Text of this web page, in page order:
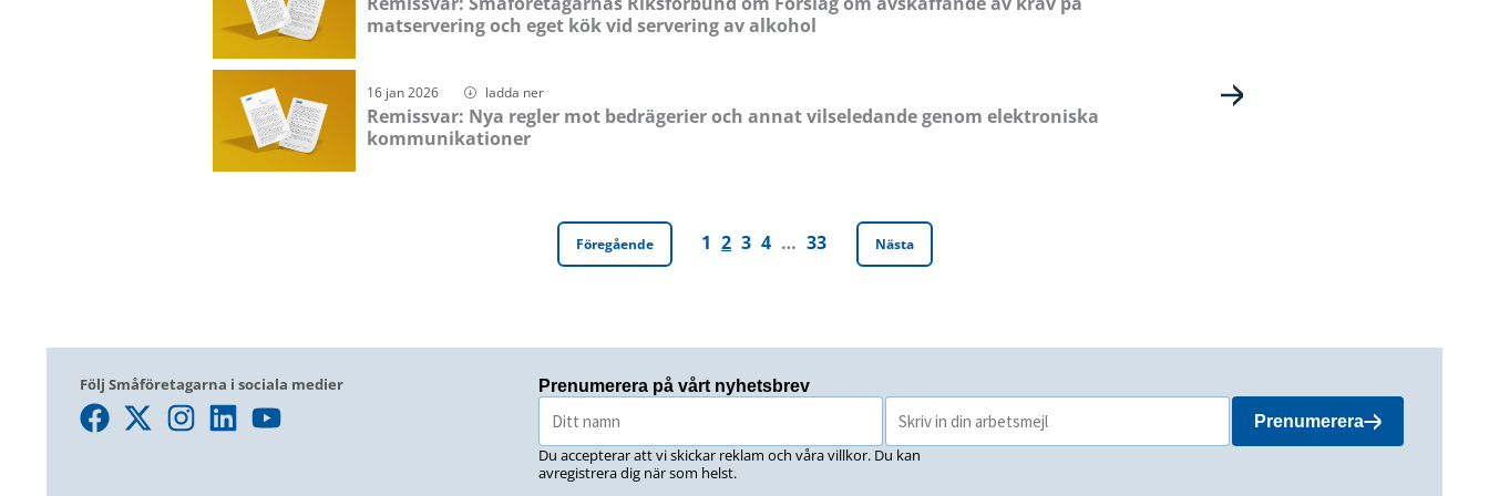
matservering och eget kök vid servering av alkohol
16 jan 2026 ladda ner
Remissvar: Nya regler mot bedrägerier och annat vilseledande genom elektroniska
kommunikationer
Föregående 1 2 3 4 … 33 Nästa
Följ Småföretagarna i sociala medier
Prenumerera på vårt nyhetsbrev
Prenumerera
Du accepterar att vi skickar reklam och våra villkor. Du kan
avregistrera dig när som helst.